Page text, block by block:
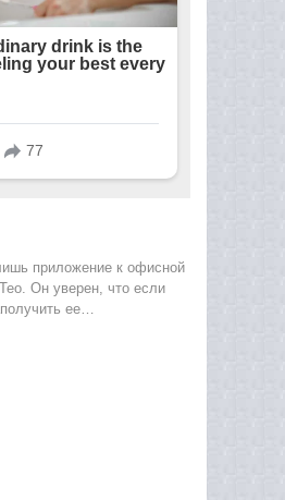
приложение к офисной
Он уверен, что если
ее…